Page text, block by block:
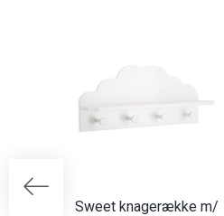
Sweet knagerække m/